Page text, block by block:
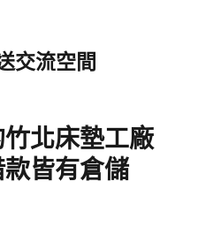
交流空間
北床墊工廠
皆有倉儲